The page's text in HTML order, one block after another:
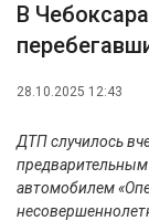
В
28.10.2025 12:43
ДТП случилось
автомобилем